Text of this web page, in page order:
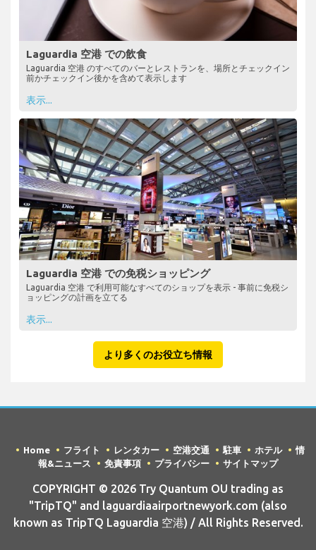
Laguardia 空港 での飲食
Laguardia 空港 のすべてのバーとレストランを、場所とチェックイン
前かチェックイン後かを含めて表示します
表示...
Laguardia 空港 での免税ショッピング
Laguardia 空港 で利用可能なすべてのショップを表示 - 事前に免税シ
ョッピングの計画を立てる
表示...
より多くのお役立ち情報
Home フライト レンタカー 空港交通 駐車 ホテル
情
報&ニュース
免責事項 プライバシー サイトマップ
COPYRIGHT © 2026 Try Quantum OU trading as
"TripTQ" and laguardiaairportnewyork.com (also
known as TripTQ Laguardia 空港) / All Rights Reserved.